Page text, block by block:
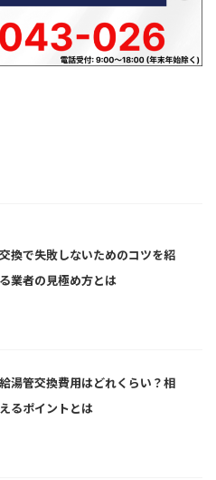
換で失敗しないためのコツを紹
業者の見極め方とは
湯管交換費用はどれくらい？相
るポイントとは